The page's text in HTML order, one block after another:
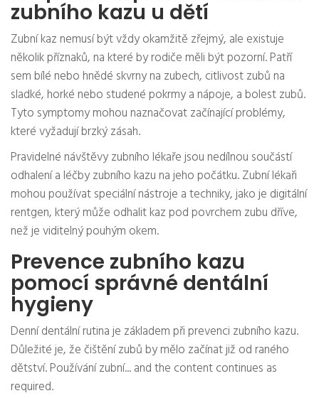
zubního kazu u dětí
Zubní kaz nemusí být vždy okamžitě zřejmý, ale existuje
několik příznaků, na které by rodiče měli být pozorní. Patří
sem bílé nebo hnědé skvrny na zubech, citlivost zubů na
sladké, horké nebo studené pokrmy a nápoje, a bolest zubů.
Tyto symptomy mohou naznačovat začínající problémy,
které vyžadují brzký zásah.
Pravidelné návštěvy zubního lékaře jsou nedílnou součástí
odhalení a léčby zubního kazu na jeho počátku. Zubní lékaři
mohou používat speciální nástroje a techniky, jako je digitální
rentgen, který může odhalit kaz pod povrchem zubu dříve,
než je viditelný pouhým okem.
Prevence zubního kazu
pomocí správné dentální
hygieny
Denní dentální rutina je základem při prevenci zubního kazu.
Důležité je, že čištění zubů by mělo začínat již od raného
dětství. Používání zubní... and the content continues as
required.